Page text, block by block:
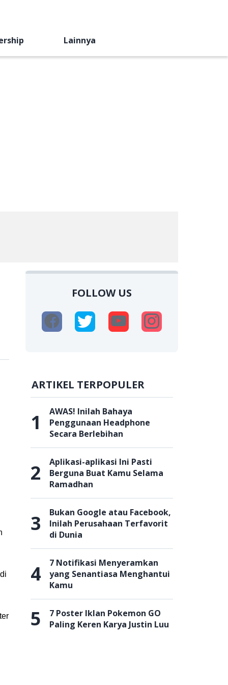
Lainnya
FOLLOW US
ARTIKEL TERPOPULER
1
AWAS! Inilah Bahaya
Penggunaan Headphone
Secara Berlebihan
2
Aplikasi-aplikasi Ini Pasti
Berguna Buat Kamu Selama
Ramadhan
3
Bukan Google atau Facebook,
Inilah Perusahaan Terfavorit
di Dunia
4
7 Notifikasi Menyeramkan
yang Senantiasa Menghantui
Kamu
5
7 Poster Iklan Pokemon GO
Paling Keren Karya Justin Luu